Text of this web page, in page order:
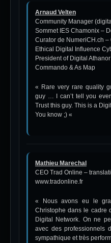
Arnaud Velten
Community Manager
Sommet IES Chamonix –
Curator de NumeriCH.ch
Ethical Digital Influence
President of Digital
Commando & As Map
« Rare very rare quality
guy … I can’t tell you
Trust this guy. This is a
You know ;) «
Mathieu Marechal
CEO Trad Online –
www.tradonline.fr
« Nous avons eu le
Christophe dans le cadre
Digital Network. On ne
avec des professionnels
sympathique et très